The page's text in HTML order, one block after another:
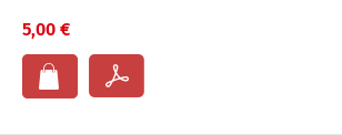
5,00 €